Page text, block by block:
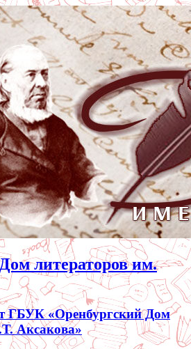
литераторов им.
ГБУК «Оренбургский Дом
Аксакова»